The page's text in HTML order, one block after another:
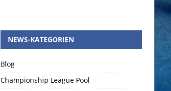
NEWS-KATEGORIEN
Blog
Championship League Pool